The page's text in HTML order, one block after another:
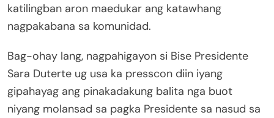
katilingban aron maedukar ang katawhang
nagpakabana sa komunidad.
Bag-ohay lang, nagpahigayon si Bise Presidente
Sara Duterte ug usa ka presscon diin iyang
gipahayag ang pinakadakung balita nga buot
niyang molansad sa pagka Presidente sa nasud sa